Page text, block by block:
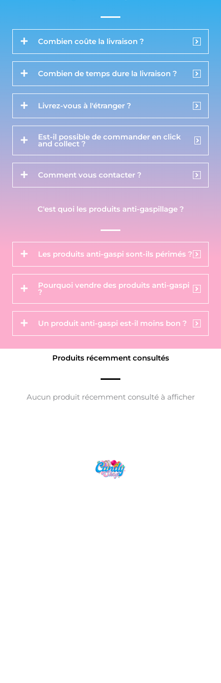
Combien coûte la livraison ?
Combien de temps dure la livraison ?
Livrez-vous à l'étranger ?
Est-il possible de commander en click
and collect ?
Comment vous contacter ?
C'est quoi les produits anti-gaspillage ?
Les produits anti-gaspi sont-ils périmés ?
Pourquoi vendre des produits anti-gaspi
?
Un produit anti-gaspi est-il moins bon ?
Produits récemment consultés
Aucun produit récemment consulté à afficher